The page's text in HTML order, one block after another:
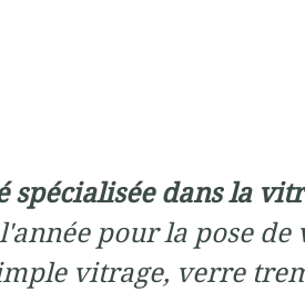
spécialisée dans la
pour la pose
vitrage, verre